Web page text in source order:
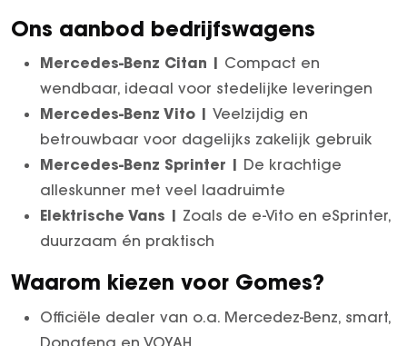
Ons aanbod bedrijfswagens
Mercedes-Benz Citan | Compact en
wendbaar, ideaal voor stedelijke leveringen
Mercedes-Benz Vito | Veelzijdig en
betrouwbaar voor dagelijks zakelijk gebruik
Mercedes-Benz Sprinter | De krachtige
alleskunner met veel laadruimte
Elektrische Vans | Zoals de e-Vito en eSprinter,
duurzaam én praktisch
Waarom kiezen voor Gomes?
Officiële dealer van o.a. Mercedez-Benz, smart,
Dongfeng en VOYAH